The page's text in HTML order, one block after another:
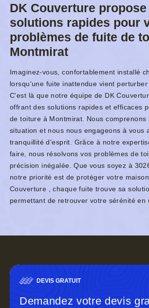
DK Couverture propose
solutions rapides pour
problèmes de fuite de
Montmirat
Imaginez-vous, confortablement installé
lorsqu'une fuite inattendue vient
C'est là que notre équipe de DK
offrant des solutions rapides et efficaces
de toiture à Montmirat. Nous comprenons
situation et nous nous engageons à vous
tranquillité d'esprit. Grâce à notre
faire, nous résolvons vos problèmes de
précision inégalée. Que vous soyez à
notre priorité est de protéger votre
Couverture , chaque fuite trouve sa
permettant de retrouver votre sérénité en
DEVIS GRATUIT
Demandez votre devis